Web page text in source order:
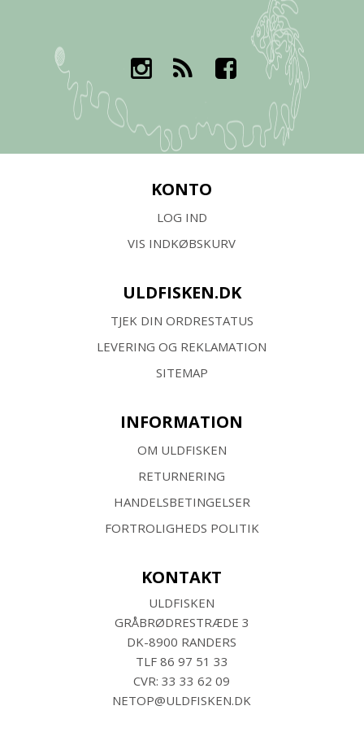
KONTO
LOG IND
VIS INDKØBSKURV
ULDFISKEN.DK
TJEK DIN ORDRESTATUS
LEVERING OG REKLAMATION
SITEMAP
INFORMATION
OM ULDFISKEN
RETURNERING
HANDELSBETINGELSER
FORTROLIGHEDS POLITIK
KONTAKT
ULDFISKEN
GRÅBRØDRESTRÆDE 3
DK-8900 RANDERS
TLF 86 97 51 33
CVR: 33 33 62 09
NETOP@ULDFISKEN.DK